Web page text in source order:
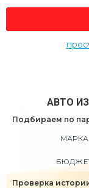
АВТО ИЗ
Подбираем по
МАРКА
Проверка